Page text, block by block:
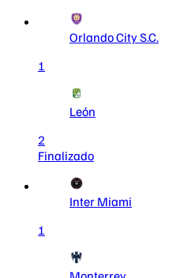
Orlando City S.C.
1
León
2
Finalizado
Inter Miami
1